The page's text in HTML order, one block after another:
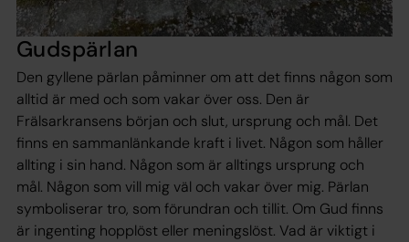
Gudspärlan
Den gyllene pärlan påminner om att det finns någon som
alltid är med och som vakar över oss. Den är
Frälsarkransens början och slut, ursprung och mål. Det
finns en sammanlänkande kraft i livet. Någon som håller
allting i sin hand. Någon som är alltings ursprung och
mål. Någon som vill mig väl och vakar över mig. Pärlan
symboliserar tro, som förundran och tillit. Om Gud finns
är ingenting hopplöst eller meningslöst. Vad är viktigt i